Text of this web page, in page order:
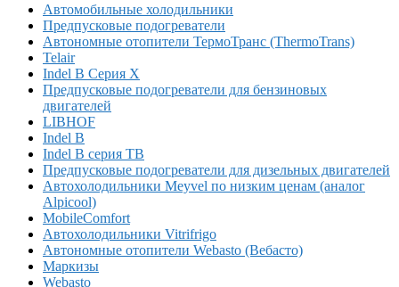
Автомобильные холодильники
Предпусковые подогреватели
Автономные отопители ТермоТранс (ThermoTrans)
Telair
Indel B Серия X
Предпусковые подогреватели для бензиновых
двигателей
LIBHOF
Indel B
Indel B серия TB
Предпусковые подогреватели для дизельных двигателей
Автохолодильники Meyvel по низким ценам (аналог
Alpicool)
MobileComfort
Автохолодильники Vitrifrigo
Автономные отопители Webasto (Вебасто)
Маркизы
Webasto